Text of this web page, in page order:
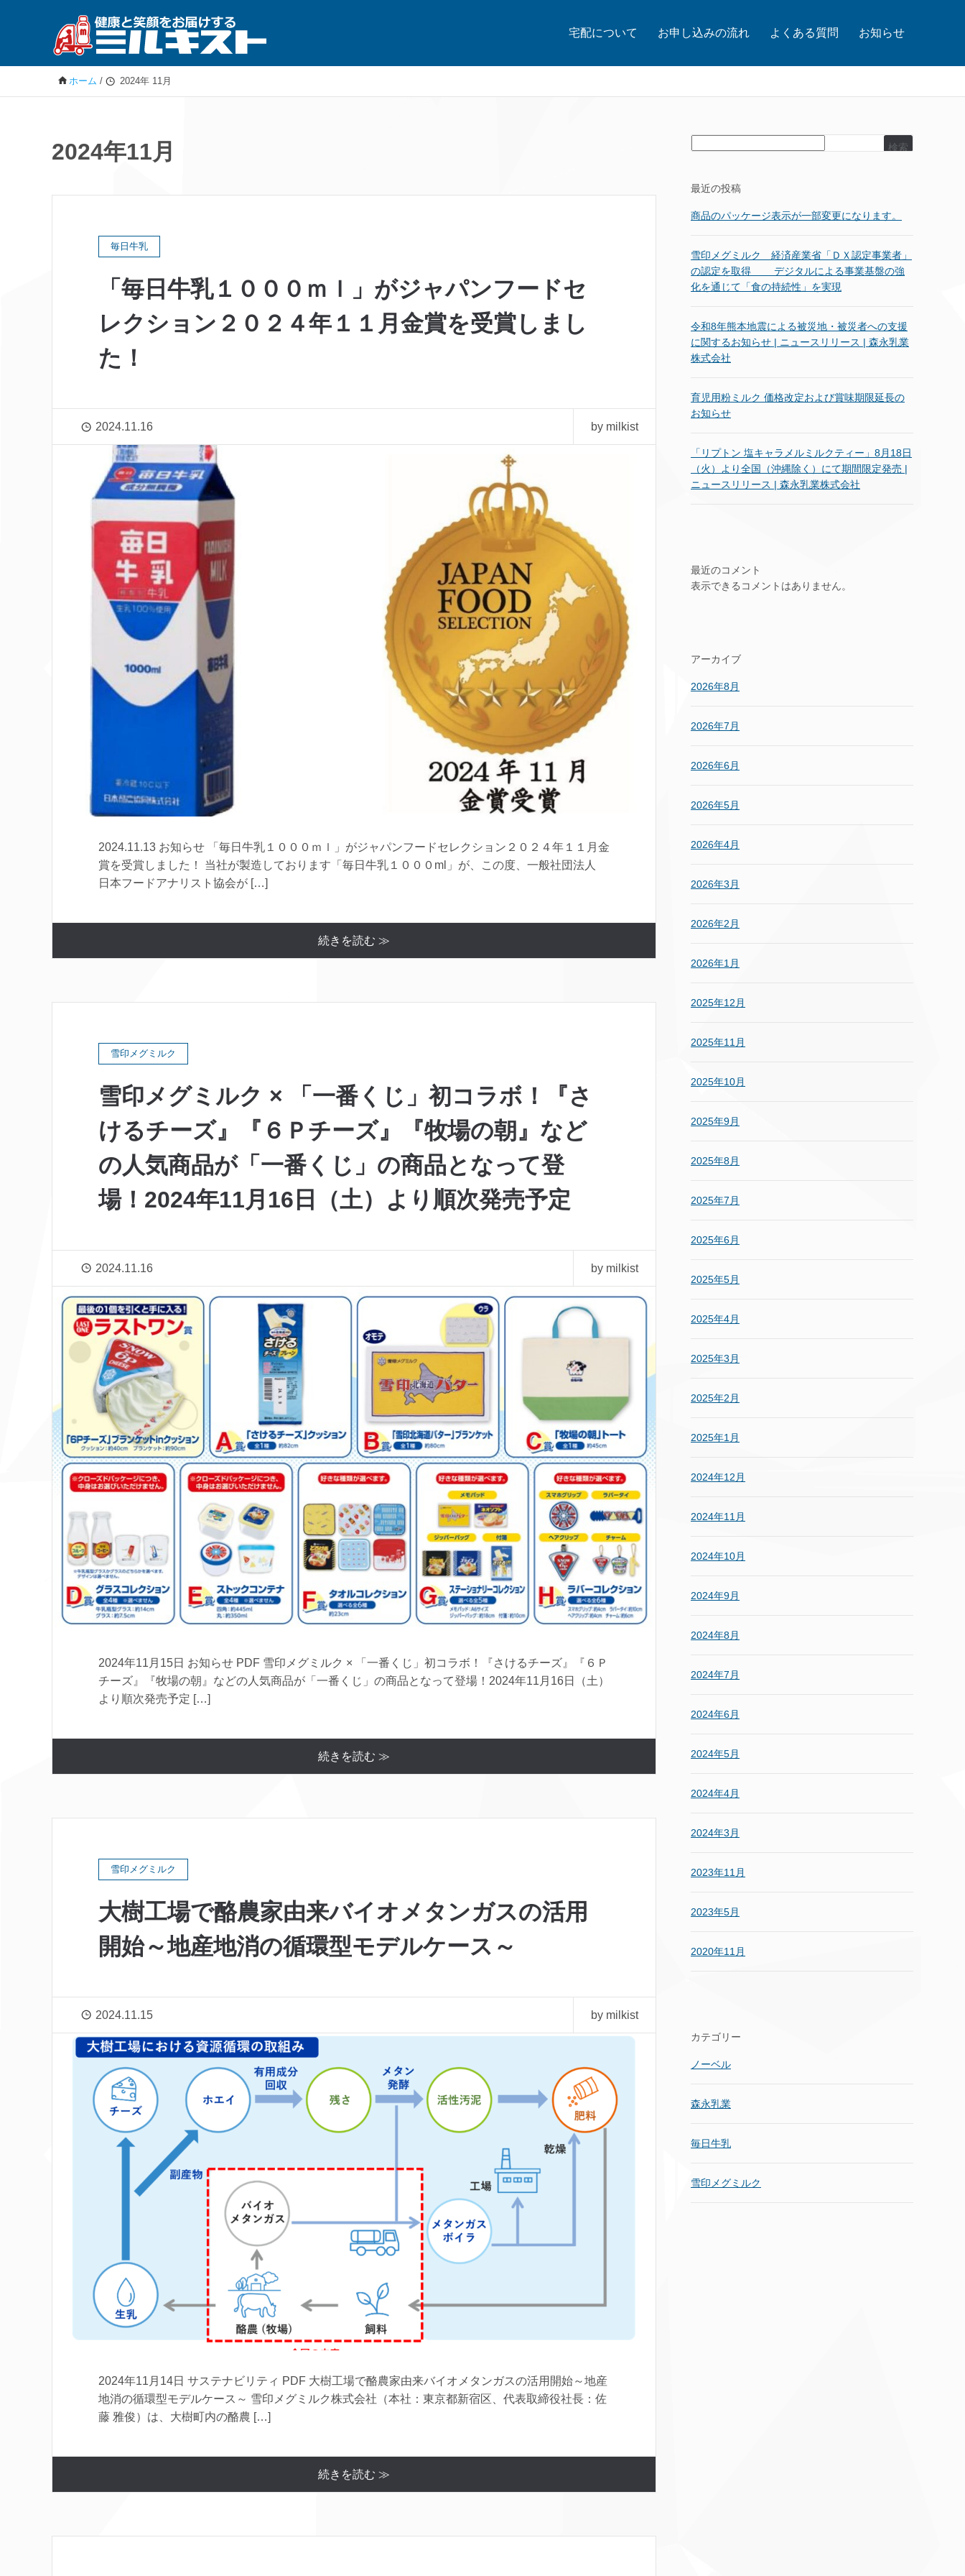
宅配について お申し込みの流れ よくある質問 お知らせ
ホーム / 2024年 11月
2024年11月
毎日牛乳
「毎日牛乳１０００ｍｌ」がジャパンフードセ
レクション２０２４年１１月金賞を受賞しまし
た！
2024.11.16 by milkist
2024.11.13 お知らせ 「毎日牛乳１０００ｍｌ」がジャパンフードセレクション２０２４年１１月金
賞を受賞しました！ 当社が製造しております「毎日牛乳１０００ml」が、この度、一般社団法人
日本フードアナリスト協会が […]
続きを読む ≫
雪印メグミルク
雪印メグミルク × 「一番くじ」初コラボ！『さ
けるチーズ』『６Ｐチーズ』『牧場の朝』など
の人気商品が「一番くじ」の商品となって登
場！2024年11月16日（土）より順次発売予定
2024.11.16 by milkist
2024年11月15日 お知らせ PDF 雪印メグミルク × 「一番くじ」初コラボ！『さけるチーズ』『６Ｐ
チーズ』『牧場の朝』などの人気商品が「一番くじ」の商品となって登場！2024年11月16日（土）
より順次発売予定 […]
続きを読む ≫
雪印メグミルク
大樹工場で酪農家由来バイオメタンガスの活用
開始～地産地消の循環型モデルケース～
2024.11.15 by milkist
2024年11月14日 サステナビリティ PDF 大樹工場で酪農家由来バイオメタンガスの活用開始～地産
地消の循環型モデルケース～ 雪印メグミルク株式会社（本社：東京都新宿区、代表取締役社長：佐
藤 雅俊）は、大樹町内の酪農 […]
続きを読む ≫
検索
最近の投稿
商品のパッケージ表示が一部変更になります。
雪印メグミルク 経済産業省「ＤＸ認定事業者」
の認定を取得 デジタルによる事業基盤の強
化を通じて「食の持続性」を実現
令和8年熊本地震による被災地・被災者への支援
に関するお知らせ | ニュースリリース | 森永乳業
株式会社
育児用粉ミルク 価格改定および賞味期限延長の
お知らせ
「リプトン 塩キャラメルミルクティー」8月18日
（火）より全国（沖縄除く）にて期間限定発売 |
ニュースリリース | 森永乳業株式会社
最近のコメント
表示できるコメントはありません。
アーカイブ
2026年8月
2026年7月
2026年6月
2026年5月
2026年4月
2026年3月
2026年2月
2026年1月
2025年12月
2025年11月
2025年10月
2025年9月
2025年8月
2025年7月
2025年6月
2025年5月
2025年4月
2025年3月
2025年2月
2025年1月
2024年12月
2024年11月
2024年10月
2024年9月
2024年8月
2024年7月
2024年6月
2024年5月
2024年4月
2024年3月
2023年11月
2023年5月
2020年11月
カテゴリー
ノーベル
森永乳業
毎日牛乳
雪印メグミルク